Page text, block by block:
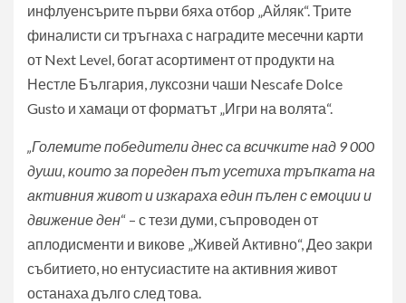
инфлуенсърите първи бяха отбор „Айляк“. Трите
финалисти си тръгнаха с наградите месечни карти
от Next Level, богат асортимент от продукти на
Нестле България, луксозни чаши Nescafe Dolce
Gusto и хамаци от форматът „Игри на волята“.
„Големите победители днес са всичките над 9 000
души, които за пореден път усетиха тръпката на
активния живот и изкараха един пълен с емоции и
движение ден“ – с тези думи, съпроводен от
аплодисменти и викове „Живей Активно“, Део закри
събитието, но ентусиастите на активния живот
останаха дълго след това.